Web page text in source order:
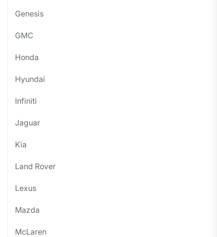
Genesis
GMC
Honda
Hyundai
Infiniti
Jaguar
Kia
Land Rover
Lexus
Mazda
McLaren